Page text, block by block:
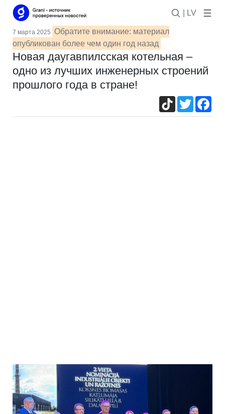
| LV
7 марта 2025 Обратите внимание: материал
опубликован более чем один год назад
Новая даугавпилсская котельная –
одно из лучших инженерных строений
прошлого года в стране!
TikTokTwitter